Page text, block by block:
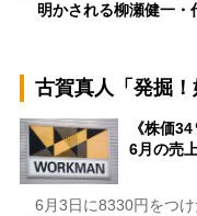
明かされる柳瀬健一
古賀真人「発掘！
《株価
6月の売
6月3日に8330円をつけ